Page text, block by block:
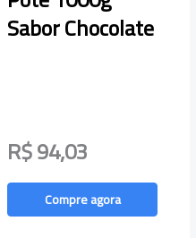
Sabor Chocolate
R$ 94,03
Compre agora